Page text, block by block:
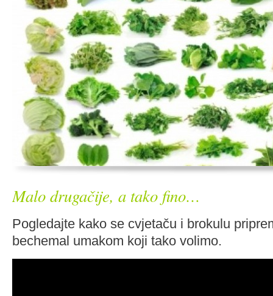
Malo drugačije, a tako fino…
Pogledajte kako se cvjetaču i brokulu
bechemal umakom koji tako volimo.